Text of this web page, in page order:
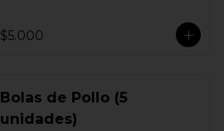
$5.000
Bolas de Pollo (5
unidades)